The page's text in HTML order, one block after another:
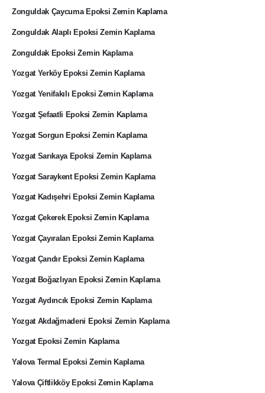
Zonguldak Çaycuma Epoksi Zemin Kaplama
Zonguldak Alaplı Epoksi Zemin Kaplama
Zonguldak Epoksi Zemin Kaplama
Yozgat Yerköy Epoksi Zemin Kaplama
Yozgat Yenifakılı Epoksi Zemin Kaplama
Yozgat Şefaatli Epoksi Zemin Kaplama
Yozgat Sorgun Epoksi Zemin Kaplama
Yozgat Sarıkaya Epoksi Zemin Kaplama
Yozgat Saraykent Epoksi Zemin Kaplama
Yozgat Kadışehri Epoksi Zemin Kaplama
Yozgat Çekerek Epoksi Zemin Kaplama
Yozgat Çayıralan Epoksi Zemin Kaplama
Yozgat Çandır Epoksi Zemin Kaplama
Yozgat Boğazlıyan Epoksi Zemin Kaplama
Yozgat Aydıncık Epoksi Zemin Kaplama
Yozgat Akdağmadeni Epoksi Zemin Kaplama
Yozgat Epoksi Zemin Kaplama
Yalova Termal Epoksi Zemin Kaplama
Yalova Çiftlikköy Epoksi Zemin Kaplama